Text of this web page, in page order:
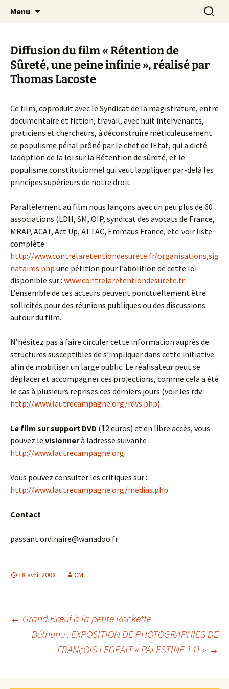
Canal Marches
Menu
Diffusion du film « Rétention de
Sûreté, une peine infinie », réalisé par
Thomas Lacoste
Ce film, coproduit avec le Syndicat de la magistrature, entre
documentaire et fiction, travail, avec huit intervenants,
praticiens et chercheurs, à déconstruire méticuleusement
ce populisme pénal prôné par le chef de lEtat, qui a dicté
ladoption de la loi sur la Rétention de sûreté, et le
populisme constitutionnel qui veut lappliquer par-delà les
principes supérieurs de notre droit.
Parallèlement au film nous lançons avec un peu plus de 60
associations (LDH, SM, OIP, syndicat des avocats de France,
MRAP, ACAT, Act Up, ATTAC, Emmaus France, etc. voir liste
complète :
http://www.contrelaretentiondesurete.fr/organisations,sig
nataires.php une pétition pour l’abolition de cette loi
disponible sur : www.contrelaretentiondesurete.fr.
L’ensemble de ces acteurs peuvent ponctuellement être
sollicités pour des réunions publiques ou des discussions
autour du film.
N’hésitez pas à faire circuler cette information auprès de
structures susceptibles de s’impliquer dans cette initiative
afin de mobiliser un large public. Le réalisateur peut se
déplacer et accompagner ces projections, comme cela a été
le cas à plusieurs reprises ces derniers jours (voir les rdv :
http://www.lautrecampagne.org/rdvs.php).
Le film sur support DVD (12 euros) et en libre accès, vous
pouvez le visionnerà ladresse suivante :
http://www.lautrecampagne.org.
Vous pouvez consulter les critiques sur :
http://www.lautrecampagne.org/medias.php
Contact
passant.ordinaire@wanadoo.fr
18 avril 2008 CM
Navigation
← Grand Bœuf à la petite Rockette
Béthune : EXPOSITION DE PHOTOGRAPHIES DE
FRANçOIS LEGEAIT « PALESTINE 141 » →